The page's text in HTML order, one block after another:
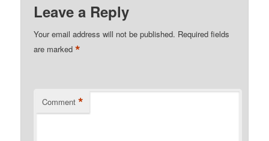
Leave a Reply
Your email address will not be published. Required fields
are marked*
Comment *